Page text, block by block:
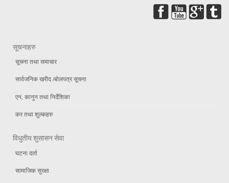
सूचनाहरु
सूचना तथा समाचार
सार्वजनिक खरीद /बोलपत्र सूचना
एन, कानुन तथा निर्देशिका
कर तथा शुल्कहरु
विधुतीय शुसासन सेवा
घटना दर्ता
सामाजिक सुरक्षा